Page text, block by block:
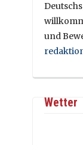
und
Wetter